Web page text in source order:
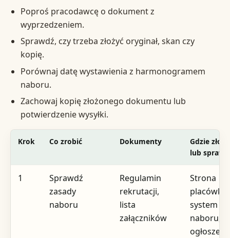
Poproś pracodawcę o dokument z
wyprzedzeniem.
Sprawdź, czy trzeba złożyć oryginał, skan czy
kopię.
Porównaj datę wystawienia z harmonogramem
naboru.
Zachowaj kopię złożonego dokumentu lub
potwierdzenie wysyłki.
Krok Co zrobić Dokumenty
Gdzie
lub
1
Sprawdź
zasady
naboru
Regulamin
rekrutacji,
lista
załączników
Strona
placówki,
system
naboru,